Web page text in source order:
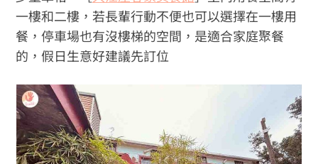
一樓和二樓，若長輩行動不便也可以選擇在一樓用
餐，停車場也有沒樓梯的空間，是適合家庭聚餐
的，假日生意好建議先訂位